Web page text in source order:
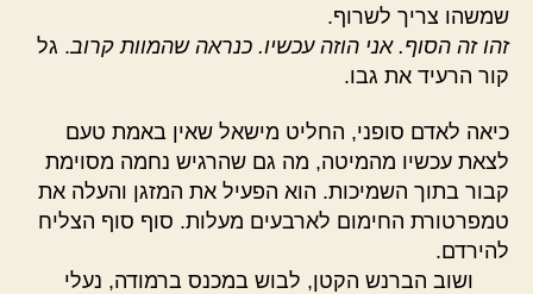
שמשהו צריך לשרוף.
זהו זה הסוף. אני הוזה עכשיו. כנראה שהמוות קרוב. גל
קור הרעיד את גבו.
כיאה לאדם סופני, החליט מישאל שאין באמת טעם
לצאת עכשיו מהמיטה, מה גם שהרגיש נחמה מסוימת
קבור בתוך השמיכות. הוא הפעיל את המזגן והעלה את
טמפרטורת החימום לארבעים מעלות. סוף סוף הצליח
להירדם.
ושוב הברנש הקטן, לבוש במכנס ברמודה, נעלי